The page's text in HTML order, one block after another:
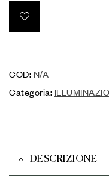
COD: N/A
Categoria:
DESCRIZIONE